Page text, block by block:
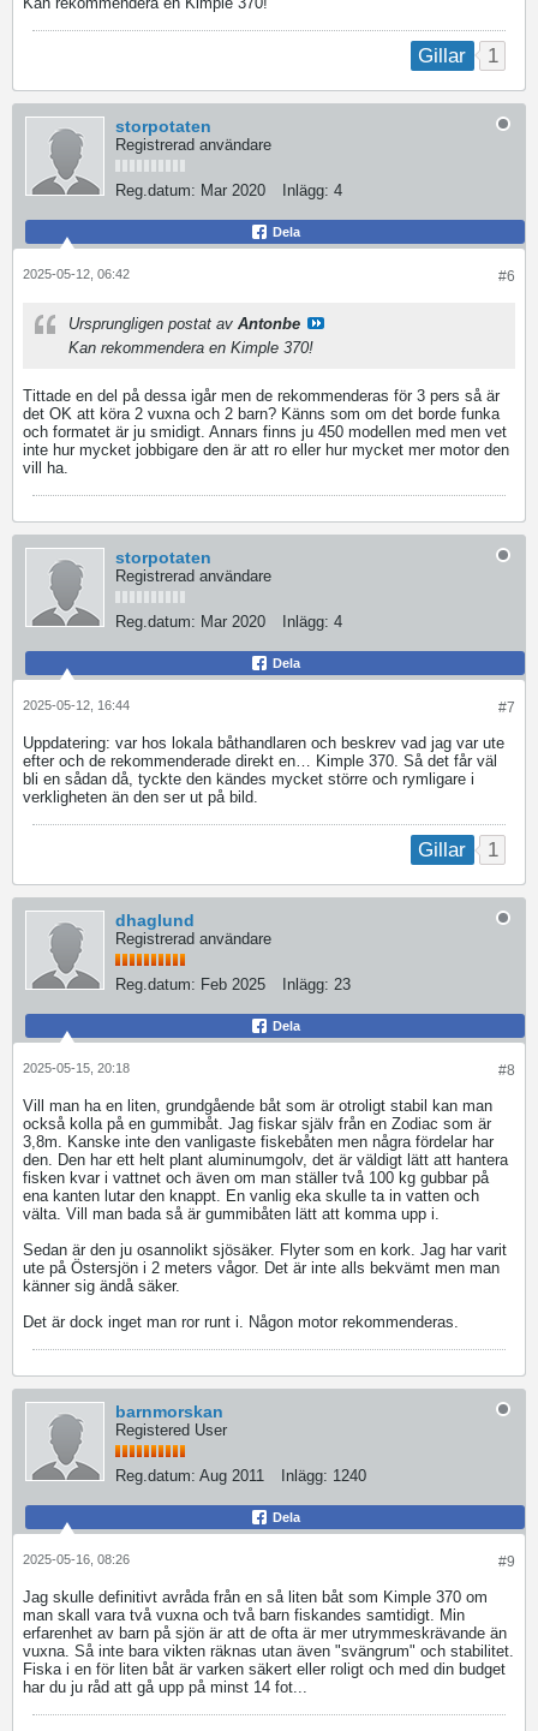
Gillar 1
storpotaten
Registrerad användare
Reg.datum: Mar 2020 Inlägg: 4
Dela
#6
2025-05-12, 06:42
Ursprungligen postat av Antonbe
Kan rekommendera en Kimple 370!
Tittade en del på dessa igår men de rekommenderas för 3 pers så är
det OK att köra 2 vuxna och 2 barn? Känns som om det borde funka
och formatet är ju smidigt. Annars finns ju 450 modellen med men vet
inte hur mycket jobbigare den är att ro eller hur mycket mer motor den
vill ha.
storpotaten
Registrerad användare
Reg.datum: Mar 2020 Inlägg: 4
Dela
#7
2025-05-12, 16:44
Uppdatering: var hos lokala båthandlaren och beskrev vad jag var ute
efter och de rekommenderade direkt en… Kimple 370. Så det får väl
bli en sådan då, tyckte den kändes mycket större och rymligare i
verkligheten än den ser ut på bild.
Gillar 1
dhaglund
Registrerad användare
Reg.datum: Feb 2025 Inlägg: 23
Dela
#8
2025-05-15, 20:18
Vill man ha en liten, grundgående båt som är otroligt stabil kan man
också kolla på en gummibåt. Jag fiskar själv från en Zodiac som är
3,8m. Kanske inte den vanligaste fiskebåten men några fördelar har
den. Den har ett helt plant aluminumgolv, det är väldigt lätt att hantera
fisken kvar i vattnet och även om man ställer två 100 kg gubbar på
ena kanten lutar den knappt. En vanlig eka skulle ta in vatten och
välta. Vill man bada så är gummibåten lätt att komma upp i.
Sedan är den ju osannolikt sjösäker. Flyter som en kork. Jag har varit
ute på Östersjön i 2 meters vågor. Det är inte alls bekvämt men man
känner sig ändå säker.
Det är dock inget man ror runt i. Någon motor rekommenderas.
barnmorskan
Registered User
Reg.datum: Aug 2011 Inlägg: 1240
Dela
#9
2025-05-16, 08:26
Jag skulle definitivt avråda från en så liten båt som Kimple 370 om
man skall vara två vuxna och två barn fiskandes samtidigt. Min
erfarenhet av barn på sjön är att de ofta är mer utrymmeskrävande än
vuxna. Så inte bara vikten räknas utan även "svängrum" och stabilitet.
Fiska i en för liten båt är varken säkert eller roligt och med din budget
har du ju råd att gå upp på minst 14 fot...